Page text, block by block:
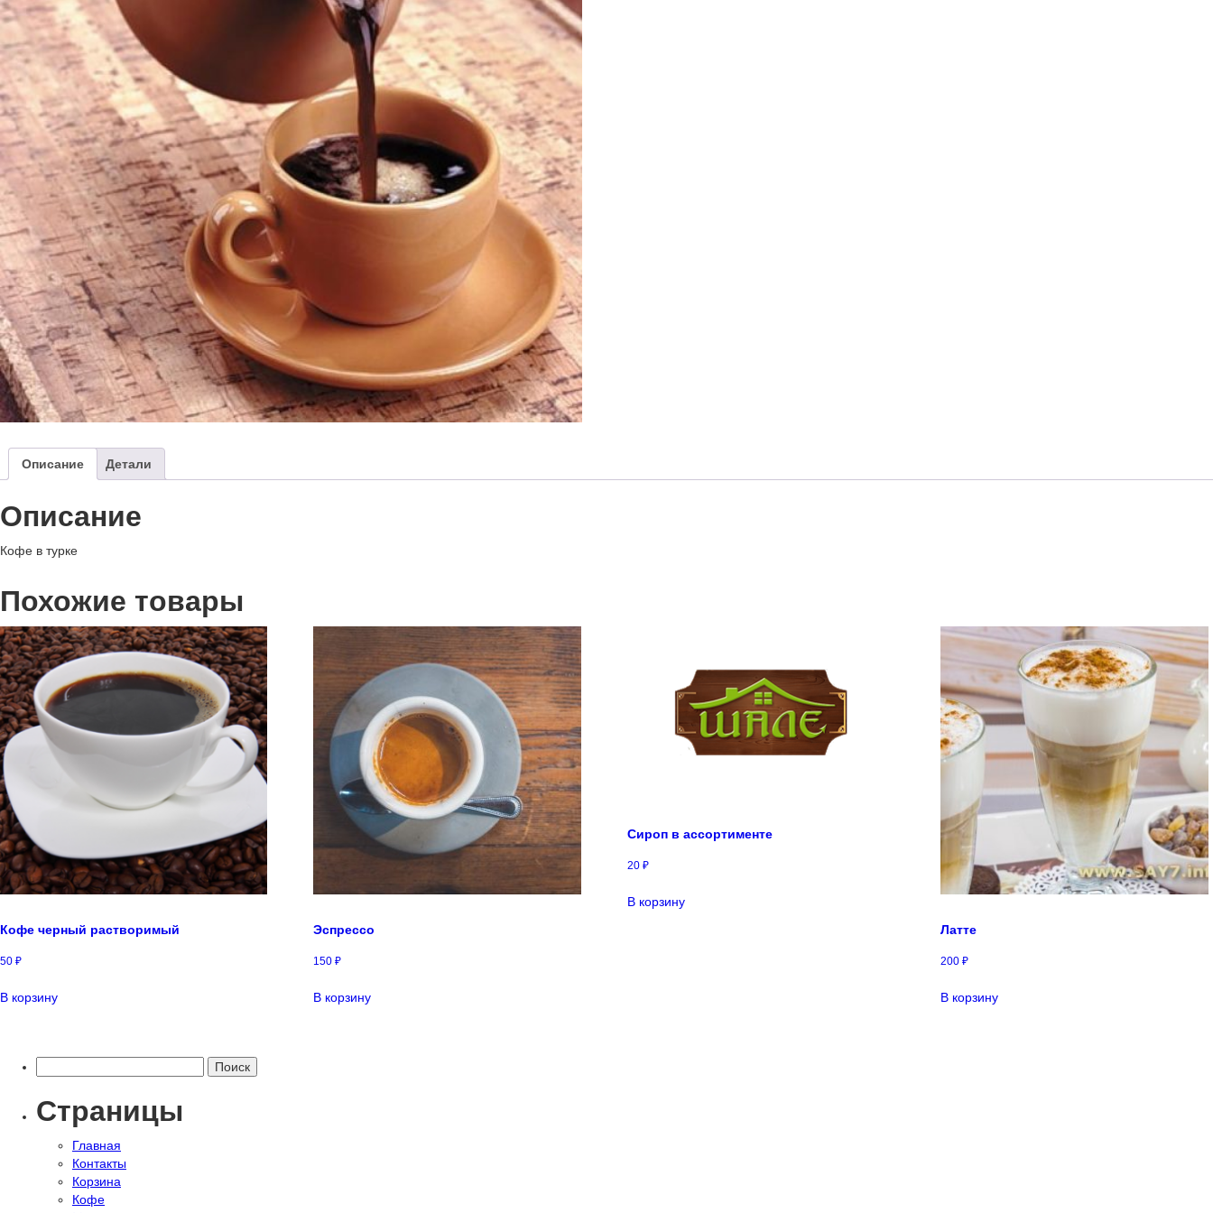
Описание Детали
Описание
Кофе в турке
Похожие товары
Кофе черный растворимый
50 ₽
В корзину
Эспрессо
150₽
В корзину
Сироп в ассортименте
20 ₽
В корзину
Латте
200₽
В корзину
Страницы
Главная
Контакты
Корзина
Кофе